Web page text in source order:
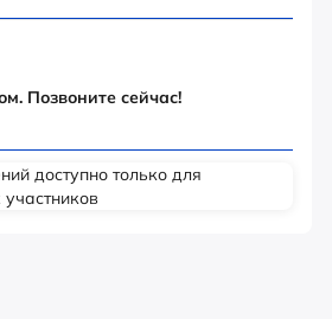
Позвоните сейчас!
доступно только для